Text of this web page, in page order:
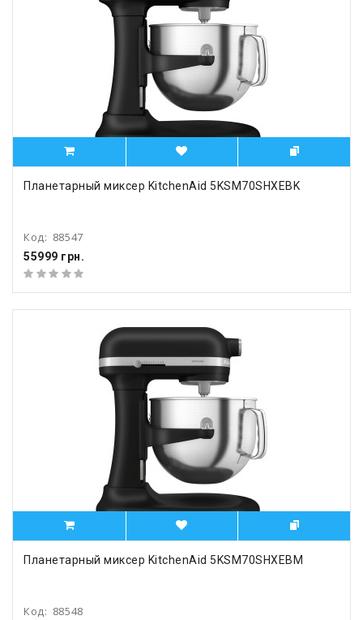
Планетарный миксер KitchenAid 5KSM70SHXEBK
Код: 88547
55999 грн.
Планетарный миксер KitchenAid 5KSM70SHXEBM
Код: 88548